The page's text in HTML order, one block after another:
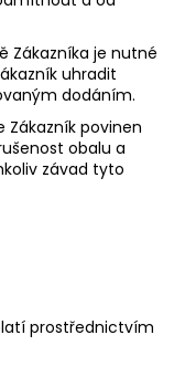
Zákazníka je nutné
uhradit
dodáním.
Zákazník povinen
obalu a
závad tyto
prostřednictvím